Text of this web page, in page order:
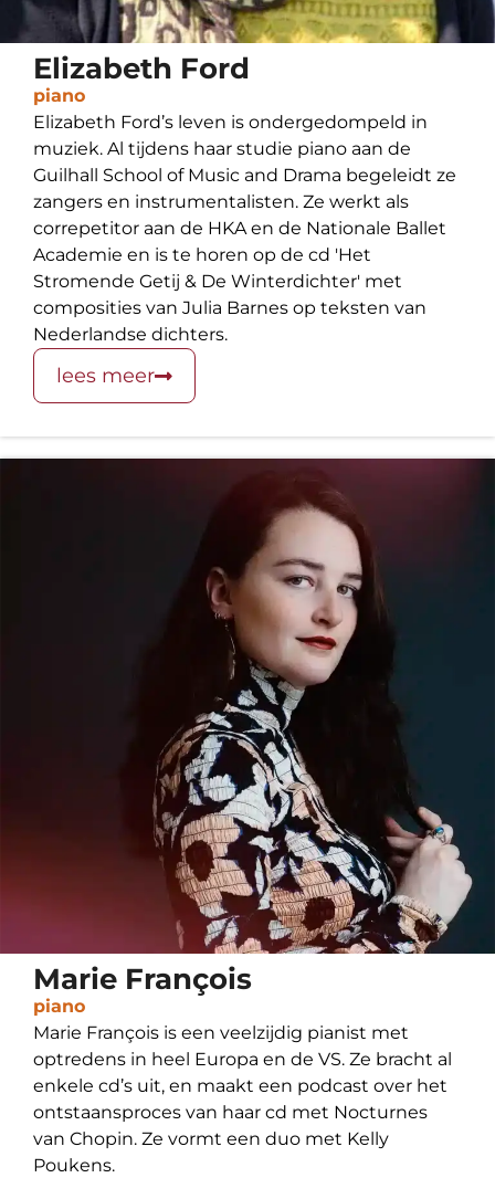
Elizabeth Ford
piano
Elizabeth Ford’s leven is ondergedompeld in
muziek. Al tijdens haar studie piano aan de
Guilhall School of Music and Drama begeleidt ze
zangers en instrumentalisten. Ze werkt als
correpetitor aan de HKA en de Nationale Ballet
Academie en is te horen op de cd 'Het
Stromende Getij & De Winterdichter' met
composities van Julia Barnes op teksten van
Nederlandse dichters.
lees meer
Marie François
piano
Marie François is een veelzijdig pianist met
optredens in heel Europa en de VS. Ze bracht al
enkele cd’s uit, en maakt een podcast over het
ontstaansproces van haar cd met Nocturnes
van Chopin. Ze vormt een duo met Kelly
Poukens.